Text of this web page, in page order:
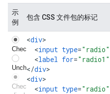
示
例
包含 CSS 文件包的标记
<div
<input type="radio"
<label for="radio1"
</div>
<div
<input type="radio"